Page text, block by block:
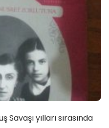
Savaşı yılları sırasında